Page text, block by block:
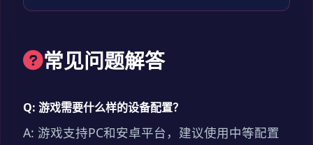
常见问题解答
Q: 游戏需要什么样的设备配置？
A: 游戏支持PC和安卓平台，建议使用中等配置